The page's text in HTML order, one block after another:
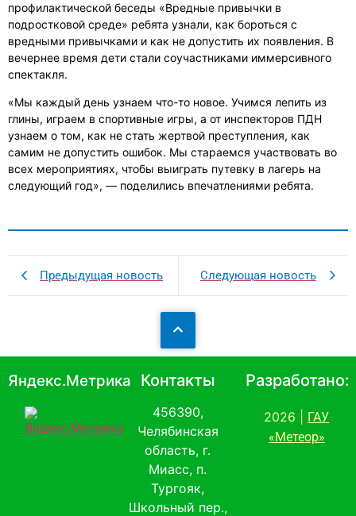
профилактической беседы «Вредные привычки в
подростковой среде» ребята узнали, как бороться с
вредными привычками и как не допустить их появления. В
вечернее время дети стали соучастниками иммерсивного
спектакля.
«Мы каждый день узнаем что-то новое. Учимся лепить из
глины, играем в спортивные игры, а от инспекторов ПДН
узнаем о том, как не стать жертвой преступления, как
самим не допустить ошибок. Мы стараемся участвовать во
всех мероприятиях, чтобы выиграть путевку в лагерь на
следующий год», — поделились впечатлениями ребята.
Предыдущая новость Следующая новость
Яндекс.Метрика Контакты
456390,
Челябинская
область, г.
Миасс, п.
Тургояк,
Школьный пер.,
Разработано:
2026 | ГАУ
«Метеор»